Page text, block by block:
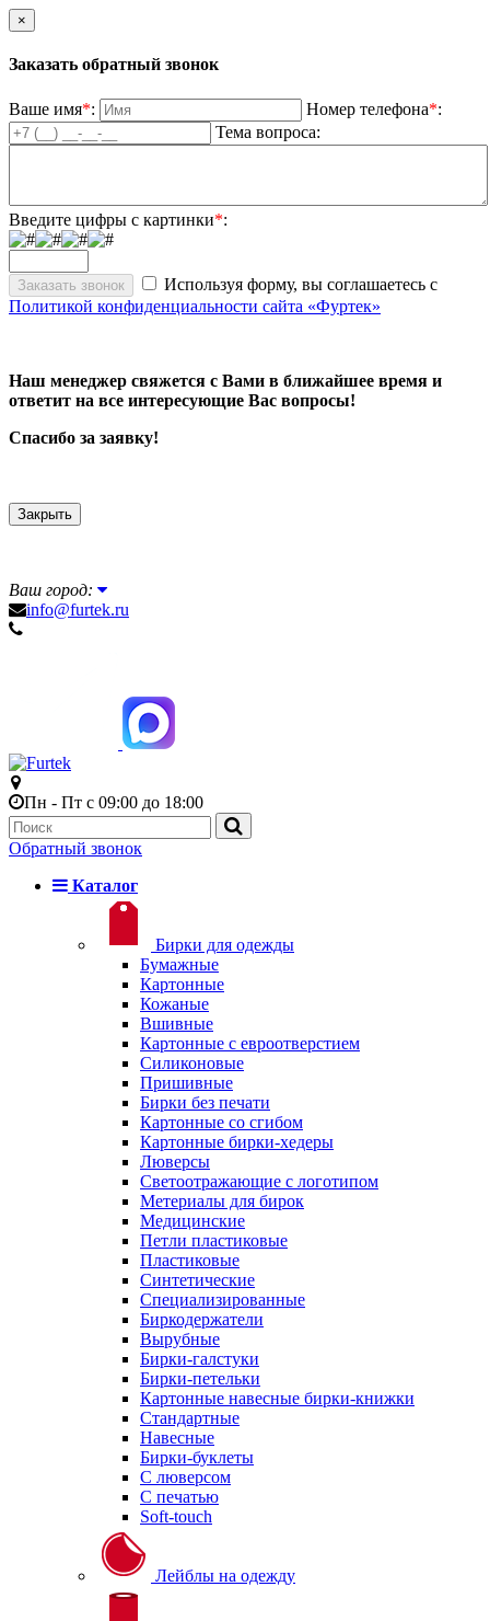
×
Заказать обратный звонок
Ваше имя*: Номер телефона*:
Тема вопроса:
Введите цифры с картинки*:
Используя форму, вы соглашаетесь с
Политикой конфиденциальности сайта «Фуртек»
Наш менеджер свяжется с Вами в ближайшее время и
ответит на все интересующие Вас вопросы!
Спасибо за заявку!
Закрыть
Ваш город:
info@furtek.ru
Пн - Пт с 09:00 до 18:00
Обратный звонок
Каталог
Бирки для одежды
Бумажные
Картонные
Кожаные
Вшивные
Картонные с евроотверстием
Силиконовые
Пришивные
Бирки без печати
Картонные со сгибом
Картонные бирки-хедеры
Люверсы
Светоотражающие с логотипом
Метериалы для бирок
Медицинские
Петли пластиковые
Пластиковые
Синтетические
Специализированные
Биркодержатели
Вырубные
Бирки-галстуки
Бирки-петельки
Картонные навесные бирки-книжки
Стандартные
Навесные
Бирки-буклеты
С люверсом
С печатью
Soft-touch
Лейблы на одежду